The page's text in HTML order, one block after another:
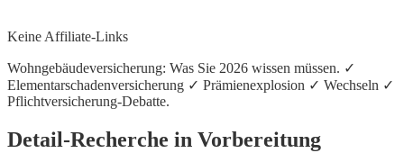
Keine Affiliate-Links
Wohngebäudeversicherung: Was Sie 2026 wissen müssen. ✓
Elementarschadenversicherung ✓ Prämienexplosion ✓ Wechseln ✓
Pflichtversicherung-Debatte.
Detail-Recherche in Vorbereitung